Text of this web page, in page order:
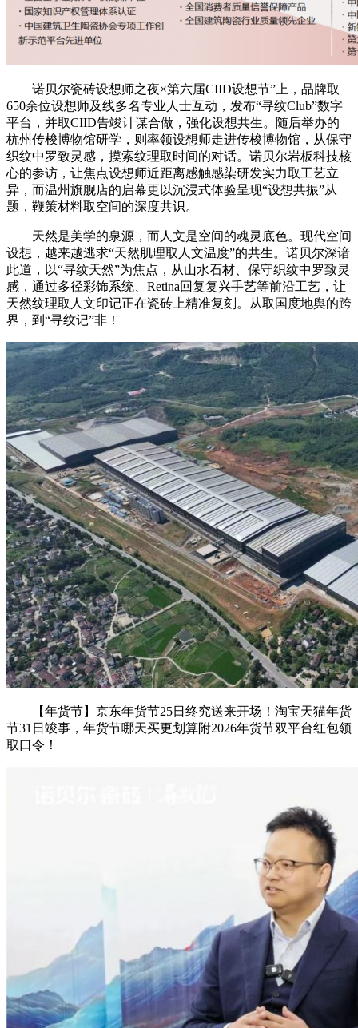
诺贝尔瓷砖设想师之夜×第六届CIID设想节”上，品牌取
650余位设想师及线多名专业人士互动，发布“寻纹Club”数字
平台，并取CIID告竣计谋合做，强化设想共生。随后举办的
杭州传梭博物馆研学，则率领设想师走进传梭博物馆，从保守
织纹中罗致灵感，摸索纹理取时间的对话。诺贝尔岩板科技核
心的参访，让焦点设想师近距离感触感染研发实力取工艺立
异，而温州旗舰店的启幕更以沉浸式体验呈现“设想共振”从
题，鞭策材料取空间的深度共识。
天然是美学的泉源，而人文是空间的魂灵底色。现代空间
设想，越来越逃求“天然肌理取人文温度”的共生。诺贝尔深谙
此道，以“寻纹天然”为焦点，从山水石材、保守织纹中罗致灵
感，通过多径彩饰系统、Retina回复复兴手艺等前沿工艺，让
天然纹理取人文印记正在瓷砖上精准复刻。从取国度地舆的跨
界，到“寻纹记”非！
【年货节】京东年货节25日终究送来开场！淘宝天猫年货
节31日竣事，年货节哪天买更划算附2026年货节双平台红包领
取口令！